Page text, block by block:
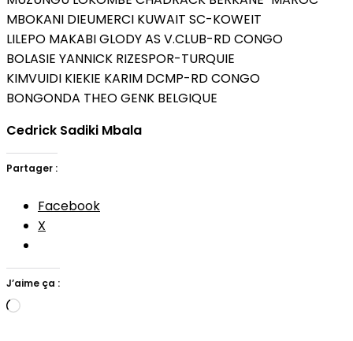
MBOKANI DIEUMERCI KUWAIT SC-KOWEIT
LILEPO MAKABI GLODY AS V.CLUB-RD CONGO
BOLASIE YANNICK RIZESPOR-TURQUIE
KIMVUIDI KIEKIE KARIM DCMP-RD CONGO
BONGONDA THEO GENK BELGIQUE
Cedrick Sadiki Mbala
Partager :
Facebook
X
J’aime ça :
Chargement…